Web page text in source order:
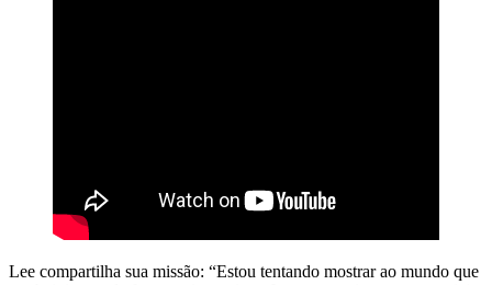
Lee compartilha sua missão: “Estou tentando mostrar ao mundo que